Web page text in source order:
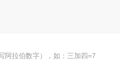
阿拉伯数字），如：三加四=7